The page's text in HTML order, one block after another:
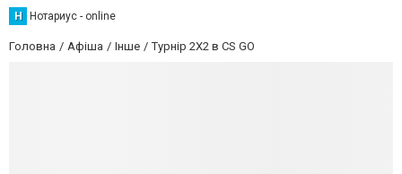
Н Нотариус - online
Головна Афіша Інше Турнір 2Х2 в CS GO